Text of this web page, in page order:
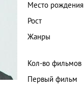
Место рождения
Рост
Жанры
Кол-во фильмов
Первый фильм